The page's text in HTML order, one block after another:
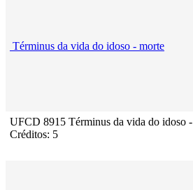
Términus da vida do idoso - morte
UFCD 8915 Términus da vida do idoso
Créditos: 5